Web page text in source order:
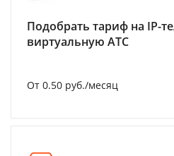
Подобрать тариф на IP-
виртуальную АТС
От 0.50 руб./месяц